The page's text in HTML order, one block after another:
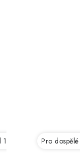
let) Pro